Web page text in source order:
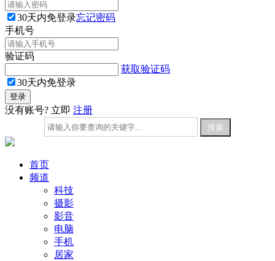
30天内免登录忘记密码
手机号
验证码
获取验证码
30天内免登录
没有账号? 立即 注册
首页
频道
科技
摄影
影音
电脑
手机
居家